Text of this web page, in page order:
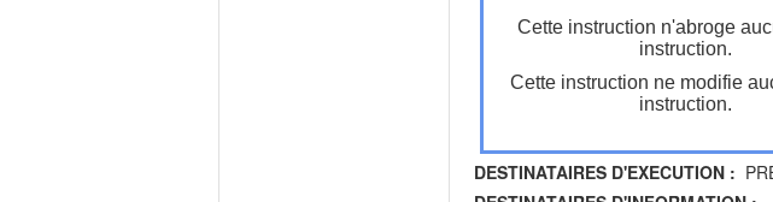
Cette instruction n'abroge
instruction.
Cette instruction ne modifie
instruction.
DESTINATAIRES D'EXECUTION :